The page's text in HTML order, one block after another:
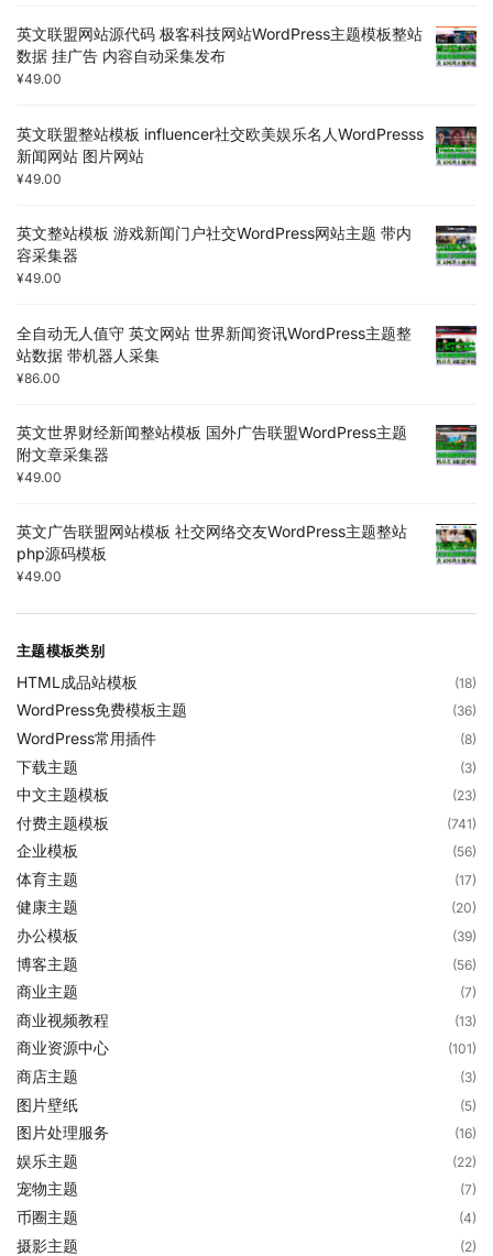
英文联盟网站源代码 极客科技网站WordPress主题模板整站
数据 挂广告 内容自动采集发布
¥49.00
英文联盟整站模板 influencer社交欧美娱乐名人WordPresss
新闻网站 图片网站
¥49.00
英文整站模板 游戏新闻门户社交WordPress网站主题 带内
容采集器
¥49.00
全自动无人值守 英文网站 世界新闻资讯WordPress主题整
站数据 带机器人采集
¥86.00
英文世界财经新闻整站模板 国外广告联盟WordPress主题
附文章采集器
¥49.00
英文广告联盟网站模板 社交网络交友WordPress主题整站
php源码模板
¥49.00
主题模板类别
HTML成品站模板 (18)
WordPress免费模板主题 (36)
WordPress常用插件 (8)
下载主题 (3)
中文主题模板 (23)
付费主题模板 (741)
企业模板 (56)
体育主题 (17)
健康主题 (20)
办公模板 (39)
博客主题 (56)
商业主题 (7)
商业视频教程 (13)
商业资源中心 (101)
商店主题 (3)
图片壁纸 (5)
图片处理服务 (16)
娱乐主题 (22)
宠物主题 (7)
币圈主题 (4)
摄影主题 (2)